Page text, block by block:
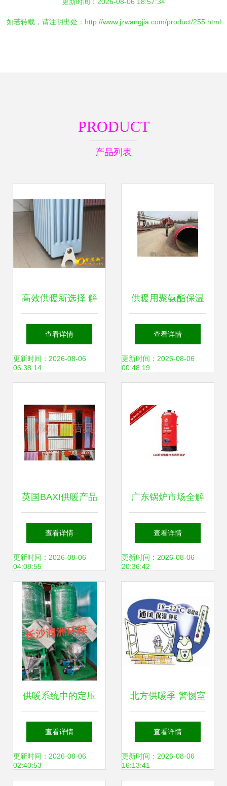
如若转载，请注明出处：http://www.jzwangjia.com/product/255.html
PRODUCT
产品列表
高效供暖新选择 解
析GZ606供暖系统
的优势与应用
查看详情
更新时间：2026-08-06
06:38:14
供暖用聚氨酯保温
螺旋钢管厂家产品
审核要点
查看详情
更新时间：2026-08-06
00:48:19
英国BAXI供暖产品
全览 高效舒适，品
质之选
查看详情
更新时间：2026-08-06
04:08:55
广东锅炉市场全解
析 价格、品牌、招
商与供暖应用
查看详情
更新时间：2026-08-06
20:36:42
供暖系统中的定压
补水装置 原理、作
用与维护说明
查看详情
更新时间：2026-08-06
02:40:53
北方供暖季 警惕室
内干燥引发的“暖气
病”
查看详情
更新时间：2026-08-06
16:13:41